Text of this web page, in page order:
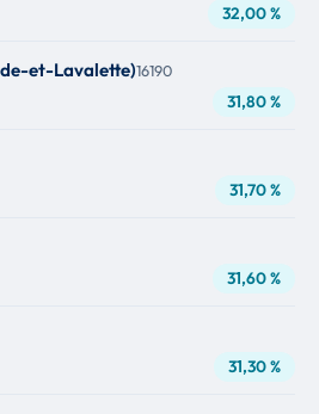
32,00 %
et-Lavalette)16190
31,80 %
31,70 %
31,60 %
31,30 %